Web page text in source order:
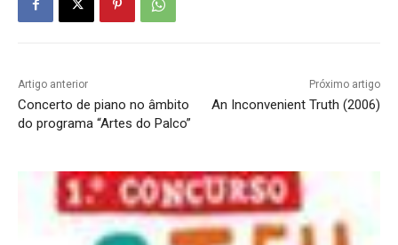
Artigo anterior
Concerto de piano no âmbito
do programa “Artes do Palco”
Próximo artigo
An Inconvenient Truth (2006)